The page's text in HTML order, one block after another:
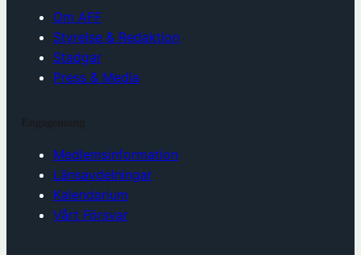
Om AFF
Styrelse & Redaktion
Stadgar
Press & Media
Medlemsinformation
Länsavdelningar
Kalendarium
Vårt Försvar